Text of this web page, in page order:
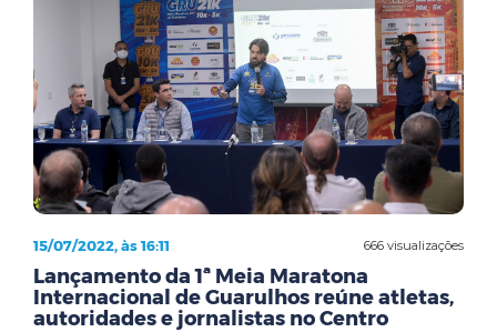
666 visualizações
15/07/2022, às 16:11
Lançamento da 1ª Meia Maratona
Internacional de Guarulhos reúne atletas,
autoridades e jornalistas no Centro